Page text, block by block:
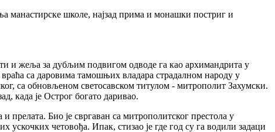
манастирске школе, најзад прима и монашки постриг и
и жеља за дубљим подвигом одводе га као архимандрита у
са даровима тамошњих владара страдалном народу у
са обновљеном светосавском титулом - митрополит Захумски.
када је Острог богато даривао.
Био је свргаван са митрополитског престола у
четовођа. Ипак, стизао је где год су га водили задаци